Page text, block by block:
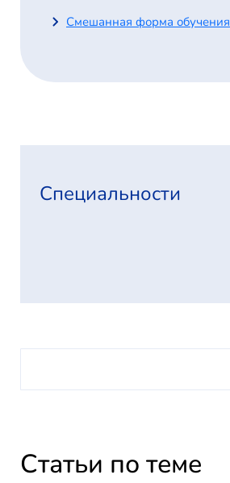
Смешанная форма обучения
Специальности
Статьи по теме